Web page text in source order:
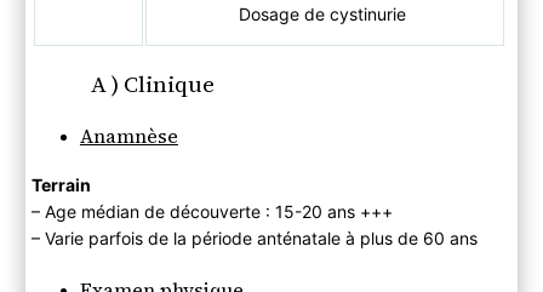
Dosage de cystinurie
A ) Clinique
Anamnèse
Terrain
– Age médian de découverte : 15-20 ans +++
– Varie parfois de la période anténatale à plus de 60 ans